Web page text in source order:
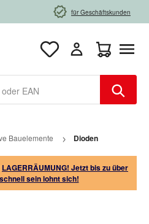
für Geschäftskunden
Bauelemente Dioden
LAGERRÄUMUNG! Jetzt bis zu über
sein lohnt sich!